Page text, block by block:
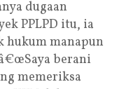
dugaan
PPLPD itu, ia
hukum manapun
berani
memeriksa